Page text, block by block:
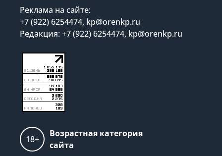
Реклама на сайте:
+7 (922) 6254474, kp@orenkp.ru
Редакция: +7 (922) 6254474, kp@orenkp.ru
18+
Возрастная категория
сайта